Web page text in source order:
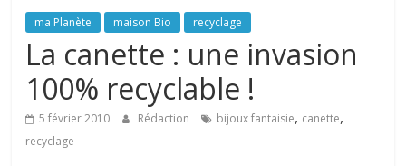
La
santé
toute
famille
ma Planète maison Bio recyclage
La canette : une invasion
100% recyclable !
5 février 2010 Rédaction bijoux fantaisie, canette,
recyclage